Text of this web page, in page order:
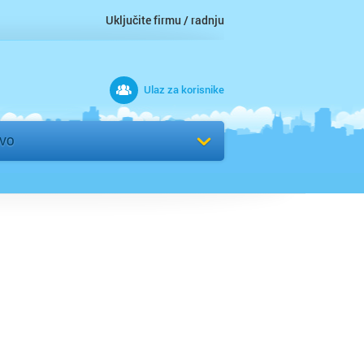
Uključite firmu / radnju
Ulaz za korisnike